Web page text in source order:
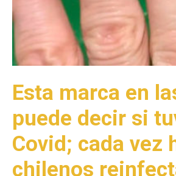
Esta marca en
puede decir si
Covid; cada vez
chilenos